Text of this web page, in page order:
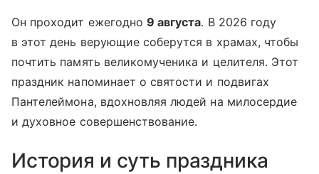
Он проходит ежегодно9 августа. В 2026 году
в этот день верующие соберутся в храмах, чтобы
почтить память великомученика и целителя. Этот
праздник напоминает о святости и подвигах
Пантелеймона, вдохновляя людей на милосердие
и духовное совершенствование.
История и суть праздника